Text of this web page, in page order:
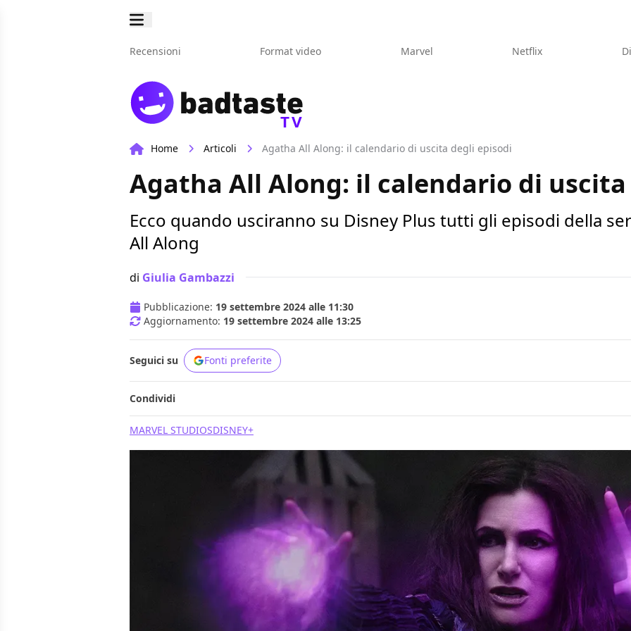
Recensioni Format video Marvel Netflix
TV
Home Articoli Agatha All Along: il calendario di uscita degli episodi
Agatha All Along: il calendario di
Ecco quando usciranno su Disney Plus tutti gli episodi della
All Along
di Giulia Gambazzi
Pubblicazione: 19 settembre 2024 alle 11:30
Aggiornamento: 19 settembre 2024 alle 13:25
Seguici su Fonti preferite
Condividi
MARVEL STUDIOSDISNEY+